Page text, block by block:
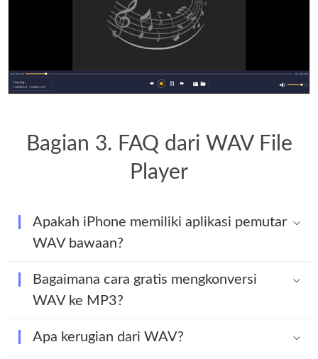
Bagian 3. FAQ dari WAV File
Player
Apakah iPhone memiliki aplikasi pemutar
WAV bawaan?
Bagaimana cara gratis mengkonversi
WAV ke MP3?
Apa kerugian dari WAV?